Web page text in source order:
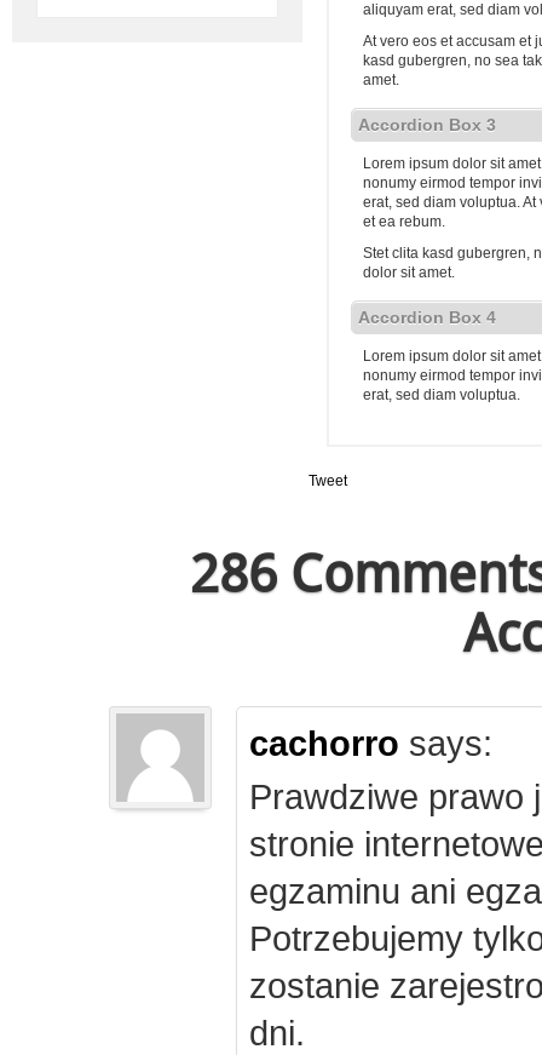
aliquyam erat, sed diam
At vero eos et accusam et
kasd gubergren, no sea
amet.
Accordion Box 3
Lorem ipsum dolor sit
nonumy eirmod tempor
erat, sed diam voluptua.
et ea rebum.
Stet clita kasd gubergren,
dolor sit amet.
Accordion Box 4
Lorem ipsum dolor sit
nonumy eirmod tempor
erat, sed diam voluptua.
Tweet
286
cachorro says:
Prawdziwe prawo
stronie
egzaminu ani
Potrzebujemy
zostanie
dni.